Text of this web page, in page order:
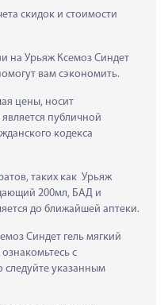
скидок и стоимости
на Урьяж Ксемоз Синдет
вам сэкономить.
цены, носит
публичной
кодекса
таких как  Урьяж
200мл, БАД и
до ближайшей аптеки.
Синдет гель мягкий
с
следуйте указанным